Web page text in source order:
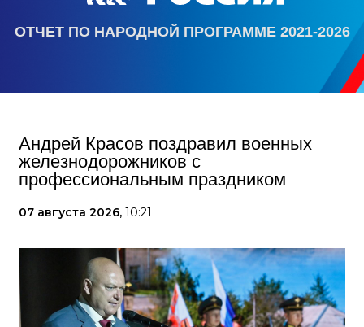
ОТЧЕТ ПО НАРОДНОЙ ПРОГРАММЕ 2021-2026
Андрей Красов поздравил военных
железнодорожников с
профессиональным праздником
07 августа 2026, 10:21